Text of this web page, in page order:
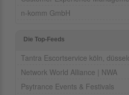
n-komm GmbH
Die Top-Feeds
Tantra Escortservice köln,
Network World Alliance | NWA
Psytrance Events & Festivals